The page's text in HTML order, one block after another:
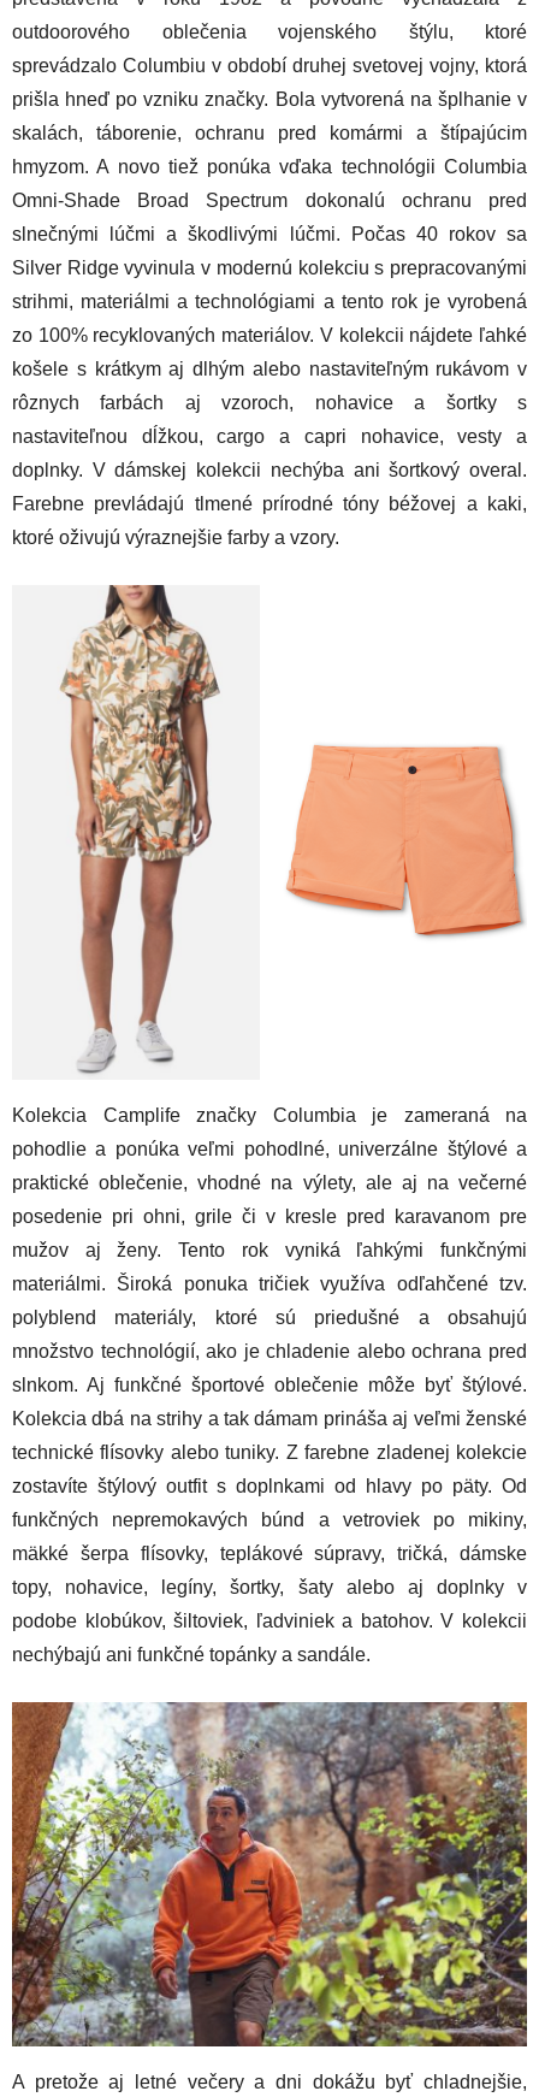
outdoorového oblečenia vojenského štýlu, ktoré
sprevádzalo Columbiu v období druhej svetovej vojny, ktorá
prišla hneď po vzniku značky. Bola vytvorená na šplhanie v
skalách, táborenie, ochranu pred komármi a štípajúcim
hmyzom. A novo tiež ponúka vďaka technológii Columbia
Omni-Shade Broad Spectrum dokonalú ochranu pred
slnečnými lúčmi a škodlivými lúčmi. Počas 40 rokov sa
Silver Ridge vyvinula v modernú kolekciu s prepracovanými
strihmi, materiálmi a technológiami a tento rok je vyrobená
zo 100% recyklovaných materiálov. V kolekcii nájdete ľahké
košele s krátkym aj dlhým alebo nastaviteľným rukávom v
rôznych farbách aj vzoroch, nohavice a šortky s
nastaviteľnou dĺžkou, cargo a capri nohavice, vesty a
doplnky. V dámskej kolekcii nechýba ani šortkový overal.
Farebne prevládajú tlmené prírodné tóny béžovej a kaki,
ktoré oživujú výraznejšie farby a vzory.
Kolekcia Camplife značky Columbia je zameraná na
pohodlie a ponúka veľmi pohodlné, univerzálne štýlové a
praktické oblečenie, vhodné na výlety, ale aj na večerné
posedenie pri ohni, grile či v kresle pred karavanom pre
mužov aj ženy. Tento rok vyniká ľahkými funkčnými
materiálmi. Široká ponuka tričiek využíva odľahčené tzv.
polyblend materiály, ktoré sú priedušné a obsahujú
množstvo technológií, ako je chladenie alebo ochrana pred
slnkom. Aj funkčné športové oblečenie môže byť štýlové.
Kolekcia dbá na strihy a tak dámam prináša aj veľmi ženské
technické flísovky alebo tuniky. Z farebne zladenej kolekcie
zostavíte štýlový outfit s doplnkami od hlavy po päty. Od
funkčných nepremokavých búnd a vetroviek po mikiny,
mäkké šerpa flísovky, teplákové súpravy, tričká, dámske
topy, nohavice, legíny, šortky, šaty alebo aj doplnky v
podobe klobúkov, šiltoviek, ľadviniek a batohov. V kolekcii
nechýbajú ani funkčné topánky a sandále.
A pretože aj letné večery a dni dokážu byť chladnejšie,